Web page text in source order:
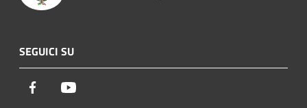
SEGUICI SU
Facebook